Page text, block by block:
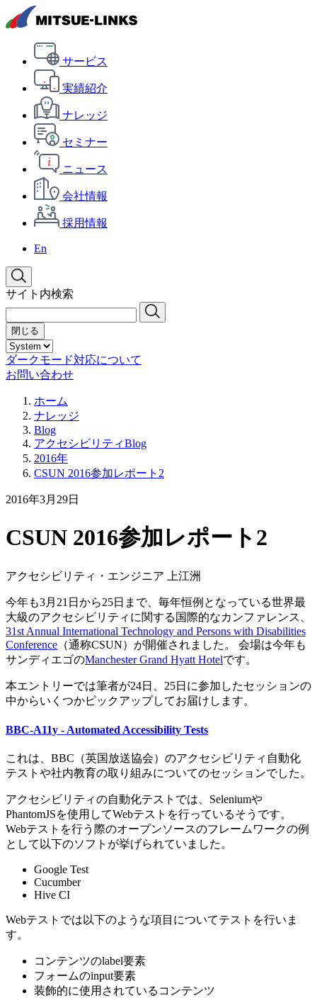
サービス
実績紹介
ナレッジ
セミナー
ニュース
会社情報
採用情報
En
サイト内検索
閉じる
ダークモード対応について
お問い合わせ
ホーム
ナレッジ
Blog
アクセシビリティBlog
2016年
CSUN 2016参加レポート2
2016年3月29日
CSUN 2016参加レポート2
アクセシビリティ・エンジニア 上江洲
今年も3月21日から25日まで、毎年恒例となっている世界最
大級のアクセシビリティに関する国際的なカンファレンス、
31st Annual International Technology and Persons with Disabilities
Conference （通称CSUN）が開催されました。 会場は今年も
サンディエゴのManchester Grand Hyatt Hotelです。
本エントリーでは筆者が24日、25日に参加したセッションの
中からいくつかピックアップしてお届けします。
BBC-A11y - Automated Accessibility Tests
これは、BBC（英国放送協会）のアクセシビリティ自動化
テストや社内教育の取り組みについてのセッションでした。
アクセシビリティの自動化テストでは、Seleniumや
PhantomJSを使用してWebテストを行っているそうです。
Webテストを行う際のオープンソースのフレームワークの例
として以下のソフトが挙げられていました。
Google Test
Cucumber
Hive CI
Webテストでは以下のような項目についてテストを行いま
す。
コンテンツのlabel要素
フォームのinput要素
装飾的に使用されているコンテンツ